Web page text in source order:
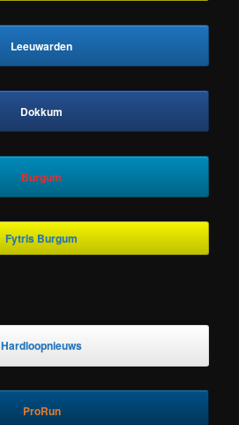
Leeuwarden
Dokkum
Burgum
Fytris Burgum
Hardloopnieuws
ProRun